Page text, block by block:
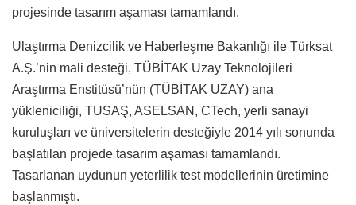
projesinde tasarım aşaması tamamlandı.
Ulaştırma Denizcilik ve Haberleşme Bakanlığı ile Türksat
A.Ş.’nin mali desteği, TÜBİTAK Uzay Teknolojileri
Araştırma Enstitüsü’nün (TÜBİTAK UZAY) ana
yükleniciliği, TUSAŞ, ASELSAN, CTech, yerli sanayi
kuruluşları ve üniversitelerin desteğiyle 2014 yılı sonunda
başlatılan projede tasarım aşaması tamamlandı.
Tasarlanan uydunun yeterlilik test modellerinin üretimine
başlanmıştı.